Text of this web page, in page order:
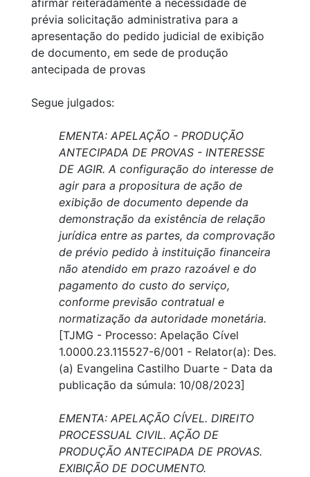
afirmar reiteradamente a necessidade de
prévia solicitação administrativa para a
apresentação do pedido judicial de exibição
de documento, em sede de produção
antecipada de provas
Segue julgados:
EMENTA: APELAÇÃO - PRODUÇÃO
ANTECIPADA DE PROVAS - INTERESSE
DE AGIR. A configuração do interesse de
agir para a propositura de ação de
exibição de documento depende da
demonstração da existência de relação
jurídica entre as partes, da comprovação
de prévio pedido à instituição financeira
não atendido em prazo razoável e do
pagamento do custo do serviço,
conforme previsão contratual e
normatização da autoridade monetária.
[TJMG - Processo: Apelação Cível
1.0000.23.115527-6/001 - Relator(a): Des.
(a) Evangelina Castilho Duarte - Data da
publicação da súmula: 10/08/2023]
EMENTA: APELAÇÃO CÍVEL. DIREITO
PROCESSUAL CIVIL. AÇÃO DE
PRODUÇÃO ANTECIPADA DE PROVAS.
EXIBIÇÃO DE DOCUMENTO.